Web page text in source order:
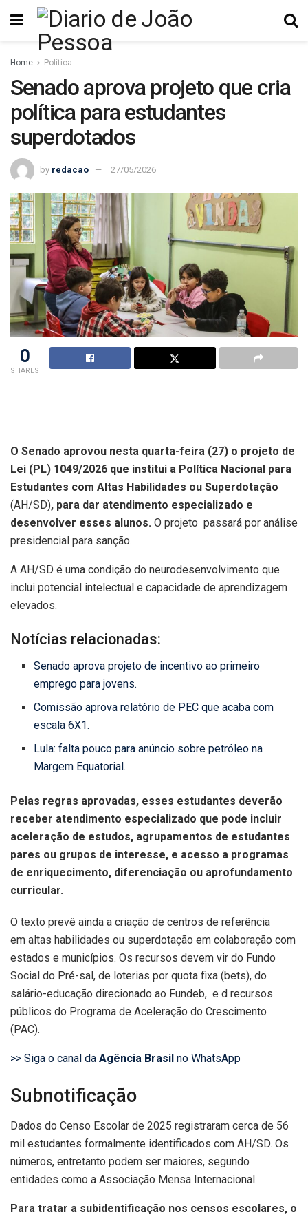
Home Política
Senado aprova projeto que cria
política para estudantes
superdotados
by redacao 27/05/2026
0
SHARES
O Senado aprovou nesta quarta-feira (27) o projeto de
Lei (PL) 1049/2026 que institui a Política Nacional para
Estudantes com Altas Habilidades ou Superdotação
(AH/SD), para dar atendimento especializado e
desenvolver esses alunos. O projeto passará por análise
presidencial para sanção.
A AH/SD é uma condição do neurodesenvolvimento que
inclui potencial intelectual e capacidade de aprendizagem
elevados.
Notícias relacionadas:
Senado aprova projeto de incentivo ao primeiro
emprego para jovens.
Comissão aprova relatório de PEC que acaba com
escala 6X1.
Lula: falta pouco para anúncio sobre petróleo na
Margem Equatorial.
Pelas regras aprovadas, esses estudantes deverão
receber atendimento especializado que pode incluir
aceleração de estudos, agrupamentos de estudantes
pares ou grupos de interesse, e acesso a programas
de enriquecimento, diferenciação ou aprofundamento
curricular.
O texto prevê ainda a criação de centros de referência
em altas habilidades ou superdotação em colaboração com
estados e municípios. Os recursos devem vir do Fundo
Social do Pré-sal, de loterias por quota fixa (bets), do
salário-educação direcionado ao Fundeb, e d recursos
públicos do Programa de Aceleração do Crescimento
(PAC).
>> Siga o canal da Agência Brasil no WhatsApp
Subnotificação
Dados do Censo Escolar de 2025 registraram cerca de 56
mil estudantes formalmente identificados com AH/SD. Os
números, entretanto podem ser maiores, segundo
entidades como a Associação Mensa Internacional.
Para tratar a subidentificação nos censos escolares, o